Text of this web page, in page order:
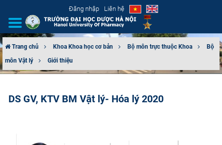
Đăng nhập Liên hệ
GIỚI THIỆU
Trang chủ Khoa Khoa học cơ bản Bộ môn trực thuộc Khoa
Bộ
môn Vật lý
Giới thiệu
DS GV, KTV BM Vật lý- Hóa lý 2020